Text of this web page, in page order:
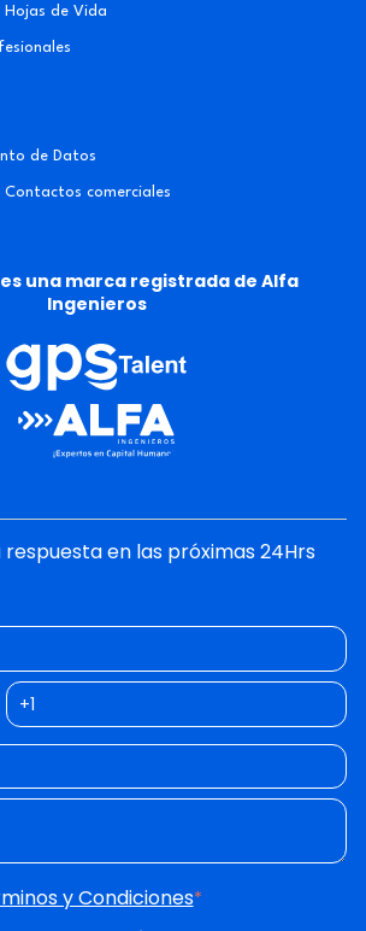
Hojas de Vida
de Datos
Contactos comerciales
es una marca registrada de Alfa
Ingenieros
en las próximas 24Hrs
y Condiciones*